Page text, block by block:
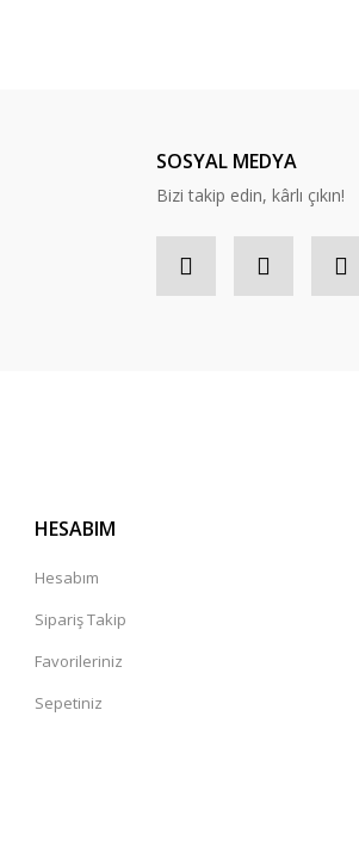
SOSYAL MEDYA
Bizi takip edin, kârlı çıkın!
HESABIM
Hesabım
Sipariş Takip
Favorileriniz
Sepetiniz